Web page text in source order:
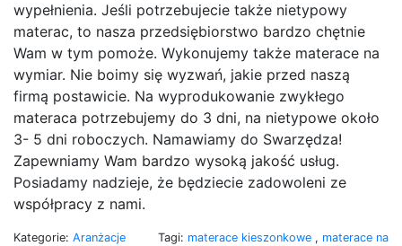
wypełnienia. Jeśli potrzebujecie także nietypowy
materac, to nasza przedsiębiorstwo bardzo chętnie
Wam w tym pomoże. Wykonujemy także materace na
wymiar. Nie boimy się wyzwań, jakie przed naszą
firmą postawicie. Na wyprodukowanie zwykłego
materaca potrzebujemy do 3 dni, na nietypowe około
3- 5 dni roboczych. Namawiamy do Swarzędza!
Zapewniamy Wam bardzo wysoką jakość usług.
Posiadamy nadzieje, że będziecie zadowoleni ze
współpracy z nami.
Kategorie: Aranżacje
Tagi: materace kieszonkowe , materace na